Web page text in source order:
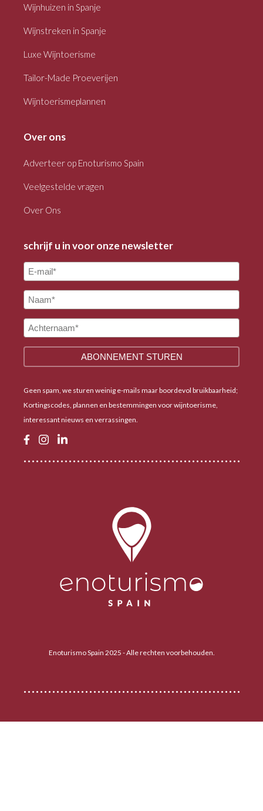
Wijnhuizen in Spanje
Wijnstreken in Spanje
Luxe Wijntoerisme
Tailor-Made Proeverijen
Wijntoerismeplannen
Over ons
Adverteer op Enoturismo Spain
Veelgestelde vragen
Over Ons
schrijf u in voor onze newsletter
Geen spam, we sturen weinig e-mails maar boordevol bruikbaarheid;
Kortingscodes, plannen en bestemmingen voor wijntoerisme,
interessant nieuws en verrassingen.
Enoturismo Spain 2025 - Alle rechten voorbehouden.